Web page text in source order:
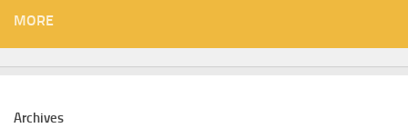
MORE
Archives